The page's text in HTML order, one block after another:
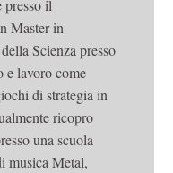
il
Master in
Scienza presso
e lavoro come
di strategia in
ricopro
una scuola
musica Metal,